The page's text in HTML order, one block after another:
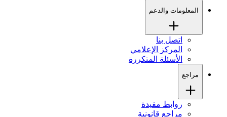
المعلومات والدعم
اتصل بنا
المركز الإعلامي
الأسئلة المتكررة
مراجع
روابط مفيدة
مراجع قانونية